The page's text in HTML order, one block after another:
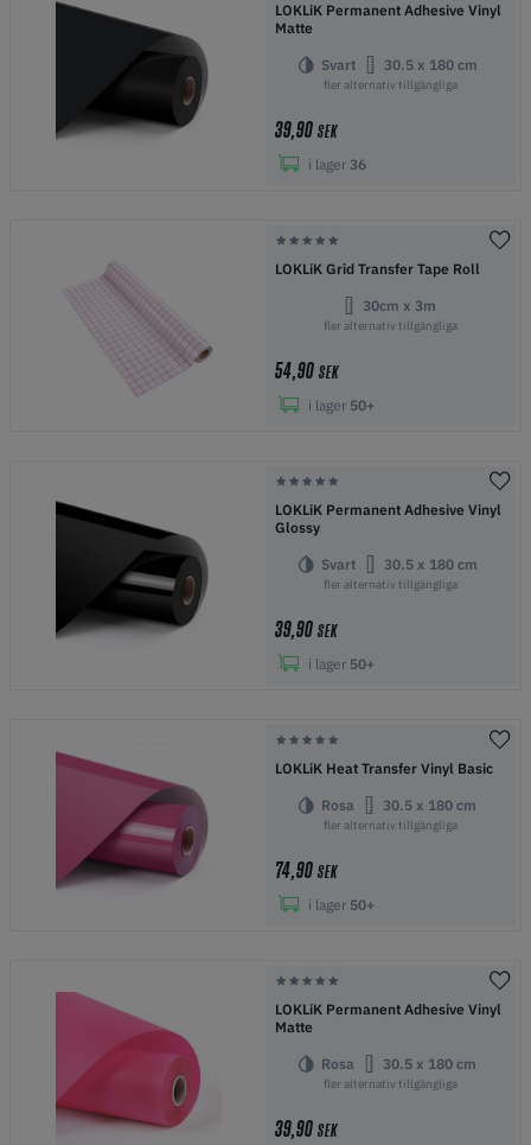
LOKLiK Permanent Adhesive Vinyl
Matte
Svart 30.5 x 180 cm
fler alternativ tillgängliga
39,90 SEK
i lager 36
LOKLiK Grid Transfer Tape Roll
30cm x 3m
fler alternativ tillgängliga
54,90 SEK
i lager 50+
LOKLiK Permanent Adhesive Vinyl
Glossy
Svart 30.5 x 180 cm
fler alternativ tillgängliga
39,90 SEK
i lager 50+
LOKLiK Heat Transfer Vinyl Basic
Rosa 30.5 x 180 cm
fler alternativ tillgängliga
74,90 SEK
i lager 50+
LOKLiK Permanent Adhesive Vinyl
Matte
Rosa 30.5 x 180 cm
fler alternativ tillgängliga
39,90 SEK